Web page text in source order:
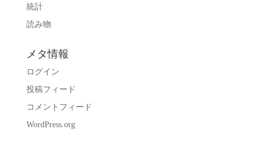
統計
読み物
メタ情報
ログイン
投稿フィード
コメントフィード
WordPress.org